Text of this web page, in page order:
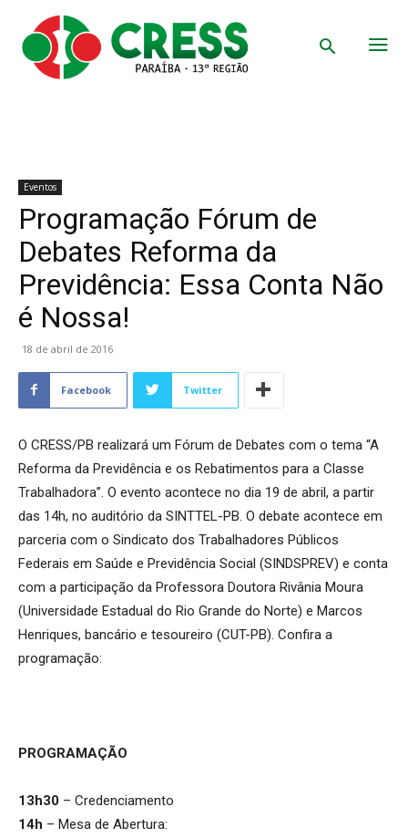
Eventos
Programação Fórum de
Debates Reforma da
Previdência: Essa Conta Não
é Nossa!
18 de abril de 2016
Facebook Twitter
O CRESS/PB realizará um Fórum de Debates com o tema “A
Reforma da Previdência e os Rebatimentos para a Classe
Trabalhadora”. O evento acontece no dia 19 de abril, a partir
das 14h, no auditório da SINTTEL-PB. O debate acontece em
parceria com o Sindicato dos Trabalhadores Públicos
Federais em Saúde e Previdência Social (SINDSPREV) e conta
com a participação da Professora Doutora Rivânia Moura
(Universidade Estadual do Rio Grande do Norte) e Marcos
Henriques, bancário e tesoureiro (CUT-PB). Confira a
programação:
PROGRAMAÇÃO
13h30 – Credenciamento
14h – Mesa de Abertura: